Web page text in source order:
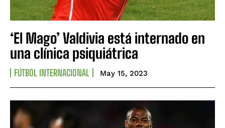
‘El Mago’ Valdivia está internado en
una clínica psiquiátrica
FÚTBOL INTERNACIONAL May 15, 2023